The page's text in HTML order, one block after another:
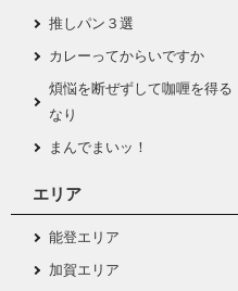
推しパン３選
カレーってからいですか
煩悩を断ぜずして咖喱を得る
なり
まんでまいッ！
エリア
能登エリア
加賀エリア